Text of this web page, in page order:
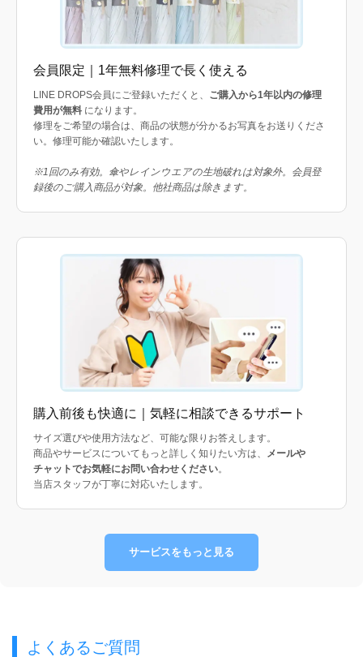
会員限定｜1年無料修理で長く使える
LINE DROPS会員にご登録いただくと、 ご購入から1年以内の修理
費用が無料 になります。
修理をご希望の場合は、商品の状態が分かるお写真をお送りくださ
い。修理可能か確認いたします。
※1回のみ有効。傘やレインウエアの生地破れは対象外。会員登
録後のご購入商品が対象。他社商品は除きます。
購入前後も快適に｜気軽に相談できるサポート
サイズ選びや使用方法など、可能な限りお答えします。
商品やサービスについてもっと詳しく知りたい方は、
メールや
チャットでお気軽にお問い合わせください。
当店スタッフが丁寧に対応いたします。
サービスをもっと見る
よくあるご質問